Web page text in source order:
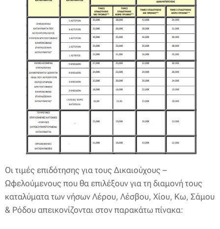
Οι τιμές επιδότησης για τους Δικαιούχους –
Ωφελούμενους που θα επιλέξουν για τη διαμονή τους
καταλύματα των νήσων Λέρου, Λέσβου, Χίου, Κω, Σάμου
& Ρόδου απεικονίζονται στον παρακάτω πίνακα: